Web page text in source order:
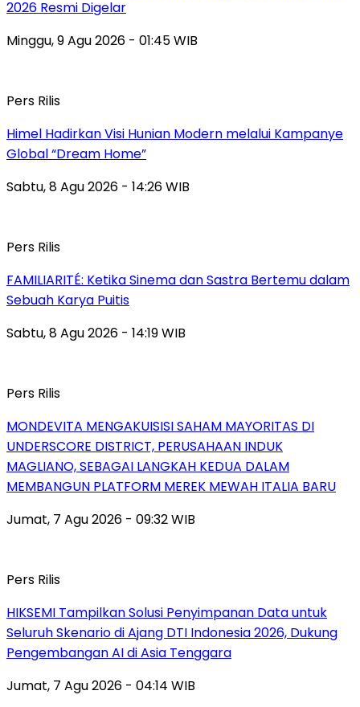
2026 Resmi Digelar
Minggu, 9 Agu 2026 - 01:45 WIB
Pers Rilis
Himel Hadirkan Visi Hunian Modern melalui Kampanye
Global “Dream Home”
Sabtu, 8 Agu 2026 - 14:26 WIB
Pers Rilis
FAMILIARITÉ: Ketika Sinema dan Sastra Bertemu dalam
Sebuah Karya Puitis
Sabtu, 8 Agu 2026 - 14:19 WIB
Pers Rilis
MONDEVITA MENGAKUISISI SAHAM MAYORITAS DI
UNDERSCORE DISTRICT, PERUSAHAAN INDUK
MAGLIANO, SEBAGAI LANGKAH KEDUA DALAM
MEMBANGUN PLATFORM MEREK MEWAH ITALIA BARU
Jumat, 7 Agu 2026 - 09:32 WIB
Pers Rilis
HIKSEMI Tampilkan Solusi Penyimpanan Data untuk
Seluruh Skenario di Ajang DTI Indonesia 2026, Dukung
Pengembangan AI di Asia Tenggara
Jumat, 7 Agu 2026 - 04:14 WIB